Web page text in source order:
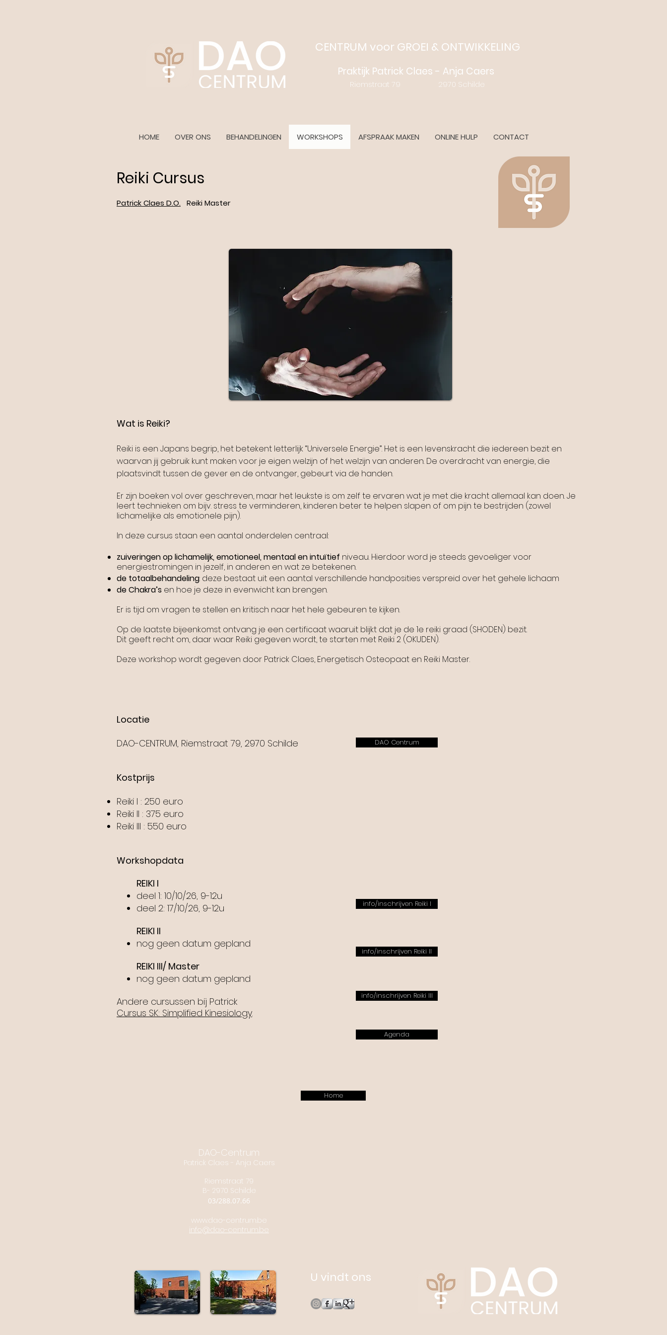
CENTRUM voor GROEI & ONTWIKKELING
Praktijk Patrick Claes - Anja Caers
Riemstraat 79 2970 Schilde
HOME OVER ONS BEHANDELINGEN WORKSHOPS AFSPRAAK MAKEN ONLINE HULP CONTACT
Reiki Cursus
Patrick Claes D.O. Reiki Master
Wat is Reiki?
Reiki is een Japans begrip, het betekent letterlijk “Universele Energie”. Het is een levenskracht die iedereen bezit en
waarvan jij gebruik kunt maken voor je eigen welzijn of het welzijn van anderen. De overdracht van energie, die
plaatsvindt tussen de gever en de ontvanger, gebeurt via de handen.
Er zijn boeken vol over geschreven, maar het leukste is om zelf te ervaren wat je met die kracht allemaal kan doen. Je
leert technieken om bijv. stress te verminderen, kinderen beter te helpen slapen of om pijn te bestrijden (zowel
lichamelijke als emotionele pijn).
In deze cursus staan een aantal onderdelen centraal:
zuiveringen op lichamelijk, emotioneel, mentaal en intuïtief niveau. Hierdoor word je steeds gevoeliger voor
energiestromingen in jezelf, in anderen en wat ze betekenen.
de totaalbehandeling: deze bestaat uit een aantal verschillende handposities verspreid over het gehele lichaam
de Chakra’s en hoe je deze in evenwicht kan brengen.
Er is tijd om vragen te stellen en kritisch naar het hele gebeuren te kijken.
Op de laatste bijeenkomst ontvang je een certificaat waaruit blijkt dat je de 1e reiki graad (SHODEN) bezit.
Dit geeft recht om, daar waar Reiki gegeven wordt, te starten met Reiki 2 (OKUDEN).
Deze workshop wordt gegeven door Patrick Claes, Energetisch Osteopaat en Reiki Master.
Locatie
DAO-CENTRUM, Riemstraat 79, 2970 Schilde
Kostprijs
Reiki I : 250 euro
Reiki II : 375 euro
Reiki III : 550 euro
Workshopdata
REIKI I
deel 1: 10/10/26, 9-12u
deel 2: 17/10/26, 9-12u
REIKI II
nog geen datum gepland
REIKI III/ Master
nog geen datum gepland
Andere cursussen bij Patrick
Cursus SK: Simplified Kinesiology.
DAO Centrum
info/inschrijven Reiki I
info/inschrijven Reiki II
info/inschrijven Reiki III
Agenda
Home
DAO-Centrum
Patrick Claes - Anja Caers
Riemstraat 79
B- 2970 Schilde
03/288.07.66
www.dao-centrum.be
info@dao-centrum.be
U vindt ons